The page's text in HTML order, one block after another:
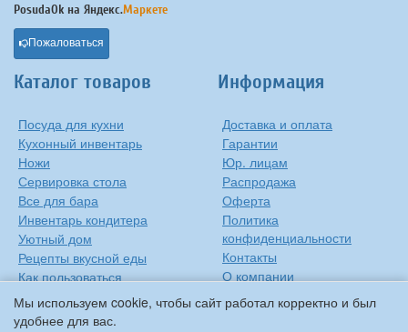
Мы используем cookie, чтобы сайт работал корректно и был
удобнее для вас.
PosudaOk на Яндекс.Маркете
Пожаловаться
Каталог товаров
Посуда для кухни
Кухонный инвентарь
Ножи
Сервировка стола
Все для бара
Инвентарь кондитера
Уютный дом
Рецепты вкусной еды
Как пользоваться
сковородкой
Информация
Доставка и оплата
Гарантии
Юр. лицам
Распродажа
Оферта
Политика
конфиденциальности
Контакты
О компании
Сиропы Monin
Виды барного стекла